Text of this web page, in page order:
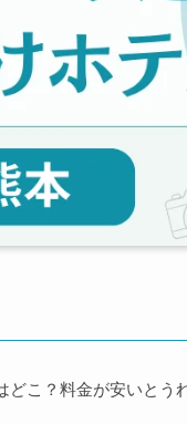
どこ？料金が安いとう